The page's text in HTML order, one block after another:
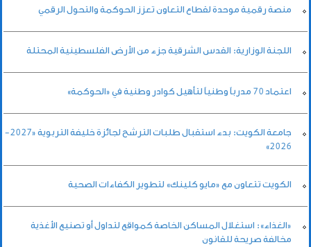
منصة رقمية موحدة لقطاع التعاون تعزز الحوكمة والتحول الرقمي
اللجنة الوزارية: القدس الشرقية جزء من الأرض الفلسطينية المحتلة
اعتماد 70 مدرباً وطنياً لتأهيل كوادر وطنية في «الحوكمة»
جامعة الكويت: بدء استقبال طلبات الترشح لجائزة خليفة التربوية «2027-
2026»
الكويت تتعاون مع «مايو كلينك» لتطوير الكفاءات الصحية
«الغذاء»: استغلال المساكن الخاصة كمواقع لتداول أو تصنيع الأغذية
مخالفة صريحة للقانون